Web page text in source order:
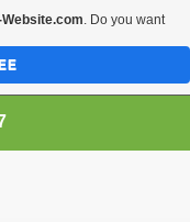
. Do you want